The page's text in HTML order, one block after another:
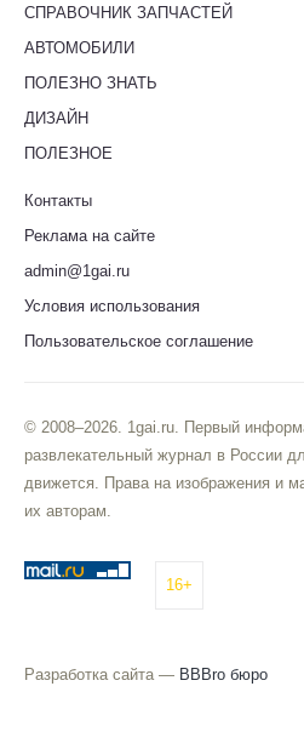
СПРАВОЧНИК ЗАПЧАСТЕЙ
АВТОМОБИЛИ
ПОЛЕЗНО ЗНАТЬ
ДИЗАЙН
ПОЛЕЗНОЕ
Контакты
Реклама на сайте
admin@1gai.ru
Условия использования
Пользовательское соглашение
© 2008–2026. 1gai.ru. Первый
развлекательный журнал в России
движется. Права на изображения и
их авторам.
16+
Разработка сайта — BBBro бюро